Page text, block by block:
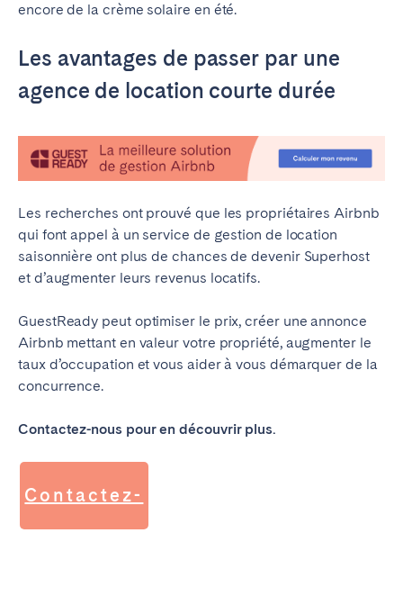
encore de la crème solaire en été.
Les avantages de passer par une
agence de location courte durée
Les recherches ont prouvé que les propriétaires Airbnb
qui font appel à un service de gestion de location
saisonnière ont plus de chances de devenir Superhost
et d’augmenter leurs revenus locatifs.
GuestReady peut optimiser le prix, créer une annonce
Airbnb mettant en valeur votre propriété, augmenter le
taux d’occupation et vous aider à vous démarquer de la
concurrence.
Contactez-nous pour en découvrir plus.
Contactez-